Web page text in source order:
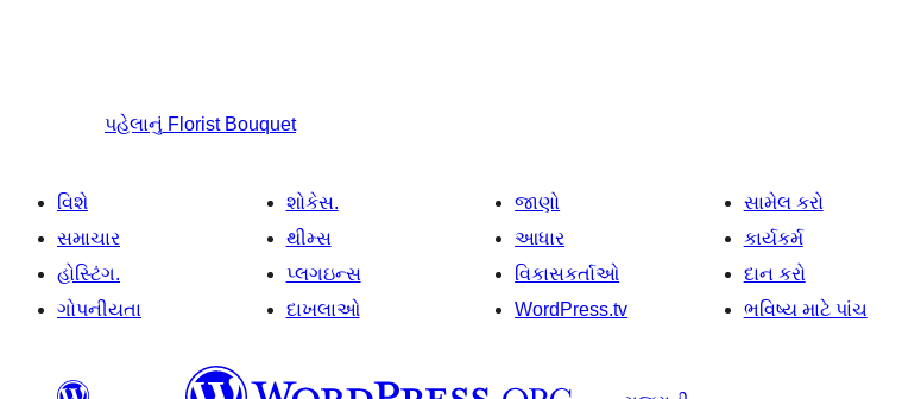
પહેલાનું Florist Bouquet
વિશે
સમાચાર
હોસ્ટિંગ.
ગોપનીયતા
શોકેસ.
થીમ્સ
પ્લગઇન્સ
દાખલાઓ
જાણો
આધાર
વિકાસકર્તાઓ
WordPress.tv
સામેલ કરો
કાર્યકર્મ
દાન કરો
ભવિષ્ય માટે પાંચ